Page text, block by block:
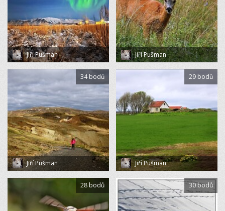
Jiří Pušman Jiří Pušman
Jiří Pušman
34 bodů
Jiří Pušman
29 bodů
28 bodů 30 bodů